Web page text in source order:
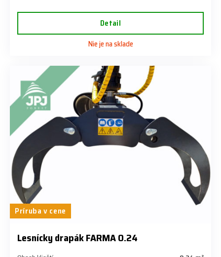
Detail
Nie je na sklade
Príruba v cene
Lesnícky drapák FARMA 0.24